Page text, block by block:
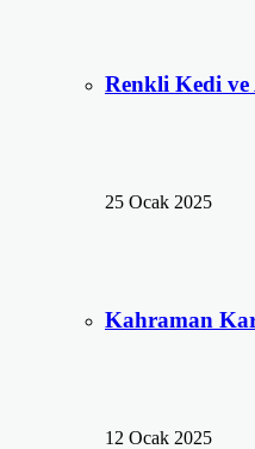
Renkli Kedi ve
25 Ocak 2025
Kahraman
12 Ocak 2025